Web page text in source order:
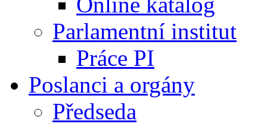
Parlamentní institut
Práce PI
Poslanci a orgány
Předseda